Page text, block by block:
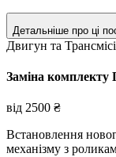
Детальніше про ці
Двигун та
Заміна
від 2500 ₴
Встановлення
механізму з